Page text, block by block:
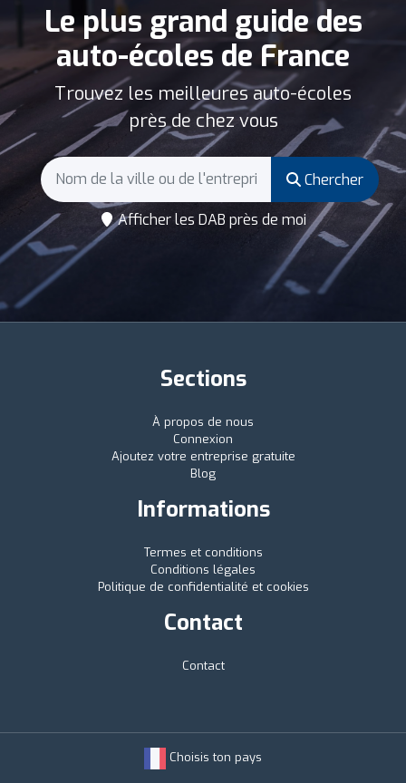
Le plus grand guide des
auto-écoles de France
Trouvez les meilleures auto-écoles
près de chez vous
Chercher
Afficher les DAB près de moi
Sections
À propos de nous
Connexion
Ajoutez votre entreprise gratuite
Blog
Informations
Termes et conditions
Conditions légales
Politique de confidentialité et cookies
Contact
Contact
Choisis ton pays